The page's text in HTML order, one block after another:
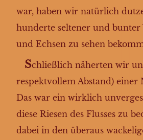
war, haben wir natürlich
hunderte seltener und bunter
und Echsen zu sehen
Schließlich näherten wir
respektvollem Abstand) einer
Das war ein wirklich
diese Riesen des Flusses zu
dabei in den überaus